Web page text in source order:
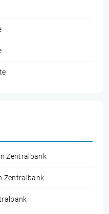
Zentralbank
Zentralbank